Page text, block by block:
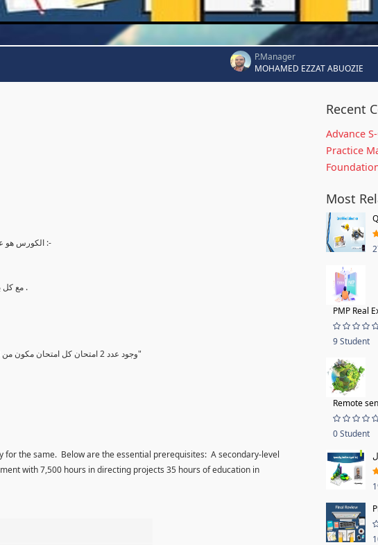
P.Manager
MOHAMED EZZAT ABUOZIE
الكورس هو عبارة عن المراجعة النهائية والاخيرة في الاسبوع ما قبل الامتحان ويشتمل علي ما يلي :-
2. مع كل باب مجموعة أسئلة من أهم الاسئلة والمحتمل أن تأتي بنسبة 99.99 % في الامتحان .
5. وجود عدد 2 امتحان كل امتحان مكون من 100 سؤال والتي يجب حلها والحصول علي درجة فوق ال 90% ومعرفة اجابتها جيدا"
the same. Below are the essential prerequisites: A secondary-level
with 7,500 hours in directing projects 35 hours of education in
Recent
Advance
Practice
Most
PMP Real
9 Student
Remote
0 Student